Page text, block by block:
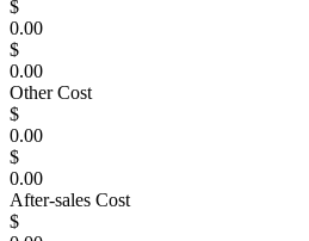
$
0.00
$
0.00
Other Cost
$
0.00
$
0.00
After-sales Cost
$